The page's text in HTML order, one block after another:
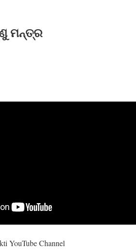
ମନ୍ତ୍ର
YouTube Channel